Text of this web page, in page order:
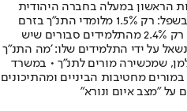
הראשון במעלה בחברה היהודית
בעשורים הראשונים למדינה, נמצא בשפל: רק 1.5% מלומדי התנ"ך בזרם
הממלכתי בוחרים בו כמגמת לימוד. רק 2.4% מהתלמידים סבורים שיש
על ידי התלמידים שלו: 'מה התנ"ך
שמכשירה מורים לתנ"ך • במשרד
מחטיבות הביניים ומהתיכונים
על "מצב איום ונורא"